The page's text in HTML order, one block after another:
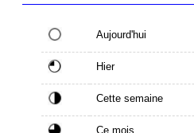
Aujourd'hui
Hier
Cette semaine
Ce mois